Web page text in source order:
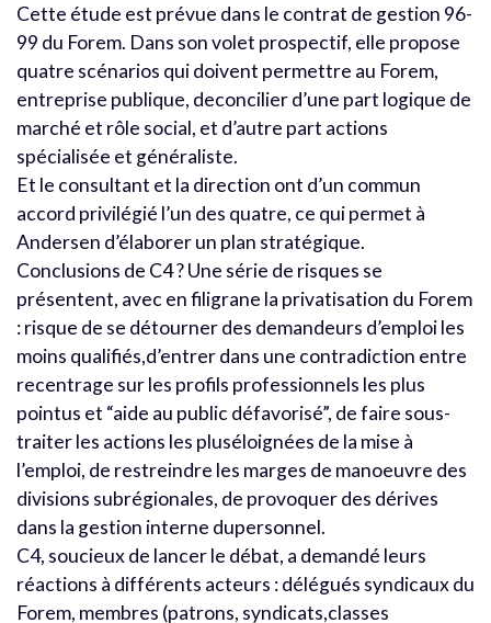
Cette étude est prévue dans le contrat de gestion 96-
99 du Forem. Dans son volet prospectif, elle propose
quatre scénarios qui doivent permettre au Forem,
entreprise publique, deconcilier d’une part logique de
marché et rôle social, et d’autre part actions
spécialisée et généraliste.
Et le consultant et la direction ont d’un commun
accord privilégié l’un des quatre, ce qui permet à
Andersen d’élaborer un plan stratégique.
Conclusions de C4 ? Une série de risques se
présentent, avec en filigrane la privatisation du Forem
: risque de se détourner des demandeurs d’emploi les
moins qualifiés,d’entrer dans une contradiction entre
recentrage sur les profils professionnels les plus
pointus et “aide au public défavorisé”, de faire sous-
traiter les actions les pluséloignées de la mise à
l’emploi, de restreindre les marges de manoeuvre des
divisions subrégionales, de provoquer des dérives
dans la gestion interne dupersonnel.
C4, soucieux de lancer le débat, a demandé leurs
réactions à différents acteurs : délégués syndicaux du
Forem, membres (patrons, syndicats,classes